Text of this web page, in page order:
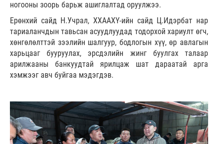
ногооны зоорь барьж ашиглалтад оруулжээ.
Ерөнхий сайд Н.Учрал, ХХААХҮ-ийн сайд Ц.Идэрбат нар
тариаланчдын тавьсан асуудлуудад тодорхой хариулт өгч,
хөнгөлөлттэй зээлийн шалгуур, бодлогын хүү, өр авлагын
харьцааг бууруулах, эрсдэлийн жинг буулгах талаар
арилжааны банкуудтай ярилцаж шат дараатай арга
хэмжээг авч буйгаа мэдэгдэв.